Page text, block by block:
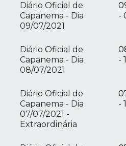
Diário Oficial de
Capanema - Dia
09/07/2021
-
Diário Oficial de
Capanema - Dia
08/07/2021
-
Diário Oficial de
Capanema - Dia
07/07/2021 -
Extraordinária
-